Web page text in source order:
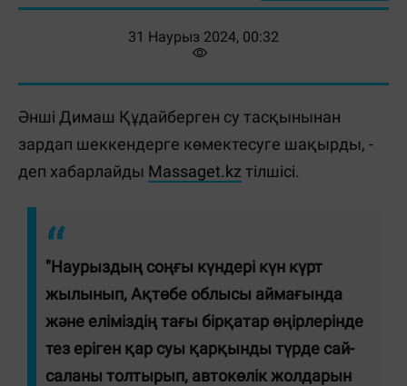
31 Наурыз 2024, 00:32
Әнші Димаш Құдайберген су тасқынынан
зардап шеккендерге көмектесуге шақырды, -
деп хабарлайды Massaget.kz тілшісі.
"Наурыздың соңғы күндері күн күрт
жылынып, Ақтөбе облысы аймағында
және еліміздің тағы бірқатар өңірлерінде
тез еріген қар суы қарқынды түрде сай-
саланы толтырып, автокөлік жолдарын